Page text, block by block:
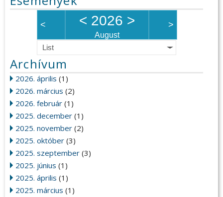
< < 2026 >
August
>
List
Archívum
2026. április (1)
2026. március (2)
2026. február (1)
2025. december (1)
2025. november (2)
2025. október (3)
2025. szeptember (3)
2025. június (1)
2025. április (1)
2025. március (1)